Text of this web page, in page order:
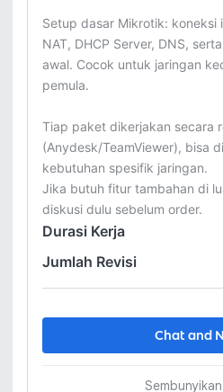
Setup dasar Mikrotik: koneksi
NAT, DHCP Server, DNS,
awal. Cocok untuk jaringan
pemula.
Tiap paket dikerjakan secara
(Anydesk/TeamViewer), bisa
kebutuhan spesifik jaringan.
Jika butuh fitur tambahan di
diskusi dulu sebelum order.
Durasi Kerja
Jumlah Revisi
Chat and